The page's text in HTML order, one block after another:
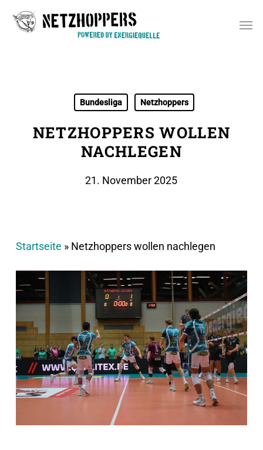
Bundesliga Netzhoppers
NETZHOPPERS WOLLEN
NACHLEGEN
21. November 2025
Startseite » Netzhoppers wollen nachlegen